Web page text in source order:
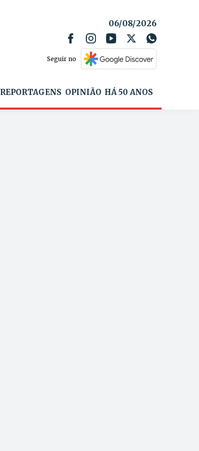
06/08/2026
Seguir no
REPORTAGENS OPINIÃO HÁ 50 ANOS